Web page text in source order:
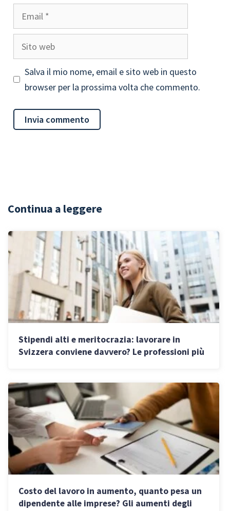
Email
Sito
web
Salva il mio nome, email e sito web in questo
browser per la prossima volta che commento.
Continua a leggere
Stipendi alti e meritocrazia: lavorare in
Svizzera conviene davvero? Le professioni più
Costo del lavoro in aumento, quanto pesa un
dipendente alle imprese? Gli aumenti degli